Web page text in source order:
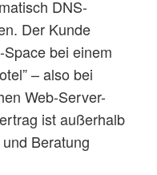
DNS-
Der Kunde
bei einem
– also bei
Web-Server-
ist außerhalb
Beratung